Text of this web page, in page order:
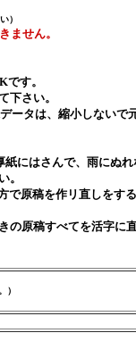
）
ません。
す。
下さい。
ータは、縮小しないで
にはさんで、雨にぬ
。
で原稿を作リ直しをす
の原稿すべてを活字に
）